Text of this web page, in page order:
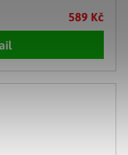
589 Kč